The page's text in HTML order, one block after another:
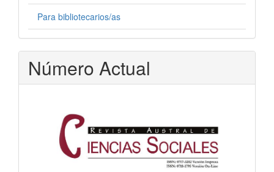
Para bibliotecarios/as
Número Actual